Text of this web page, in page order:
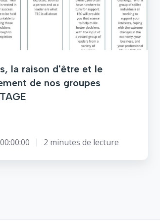
la raison d'être et le
de nos groupes
2 minutes de lecture